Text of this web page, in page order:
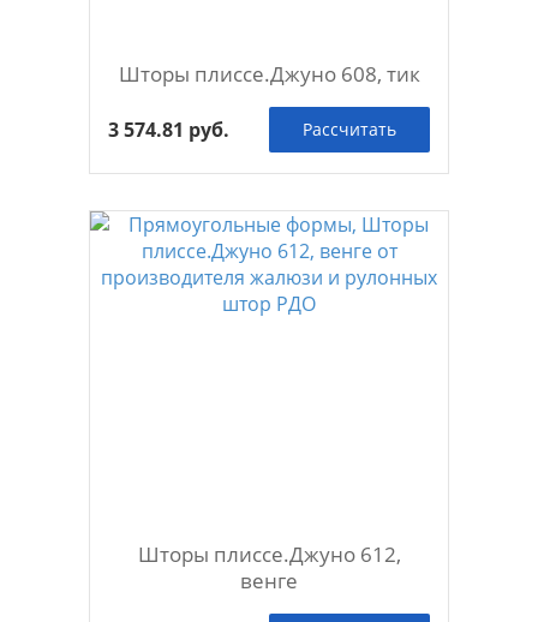
Шторы плиссе.Джуно 608, тик
3 574.81 руб. Рассчитать
Шторы плиссе.Джуно 612,
венге